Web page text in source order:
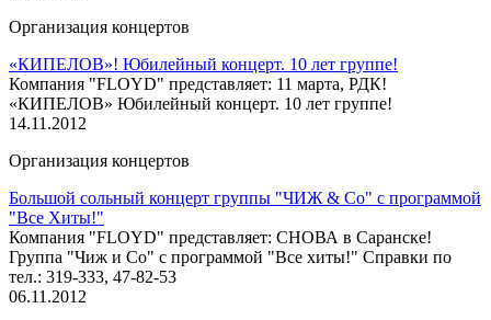
Организация концертов
«КИПЕЛОВ»! Юбилейный концерт. 10 лет группе!
Компания "FLOYD" представляет: 11 марта, РДК!
«КИПЕЛОВ» Юбилейный концерт. 10 лет группе!
14.11.2012
Организация концертов
Большой сольный концерт группы "ЧИЖ & Со" с программой
"Все Хиты!"
Компания "FLOYD" представляет: CНОВА в Саранске!
Группа "Чиж и Со" с программой "Все хиты!" Справки по
тел.: 319-333, 47-82-53
06.11.2012